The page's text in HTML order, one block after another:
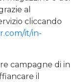
al
cliccando
it/in-
campagne di in
il